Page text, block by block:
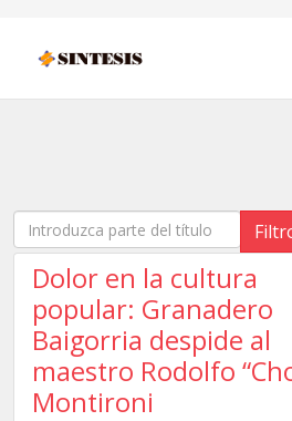
Introduzca parte del título
Dolor en la cultura
popular: Granadero
Baigorria despide al
maestro Rodolfo
Montironi